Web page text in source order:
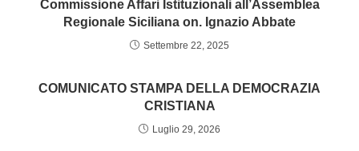
Commissione Affari Istituzionali all’Assemblea
Regionale Siciliana on. Ignazio Abbate
Settembre 22, 2025
COMUNICATO STAMPA DELLA DEMOCRAZIA
CRISTIANA
Luglio 29, 2026